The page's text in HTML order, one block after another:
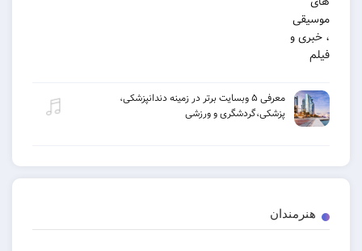
معرفی ۵ وبسایت برتر در زمینه دندانپزشکی،
پزشکی،گردشگری و ورزشی
هنرمندان